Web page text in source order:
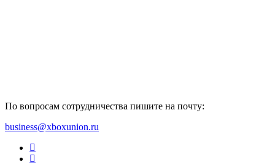
По вопросам сотрудничества пишите на почту:
business@xboxunion.ru